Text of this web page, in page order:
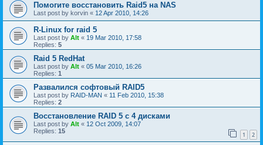
Помогите восстановить Raid5 на NAS
Last post by korvin « 12 Apr 2010, 14:26
R-Linux for raid 5
Last post by Alt « 19 Mar 2010, 17:58
Replies: 5
Raid 5 RedHat
Last post by Alt « 05 Mar 2010, 16:26
Replies: 1
Развалился софтовый RAID5
Last post by RAID-MAN « 11 Feb 2010, 15:38
Replies: 2
Восстановление RAID 5 с 4 дисками
Last post by Alt « 12 Oct 2009, 14:07
Replies: 15 1 2